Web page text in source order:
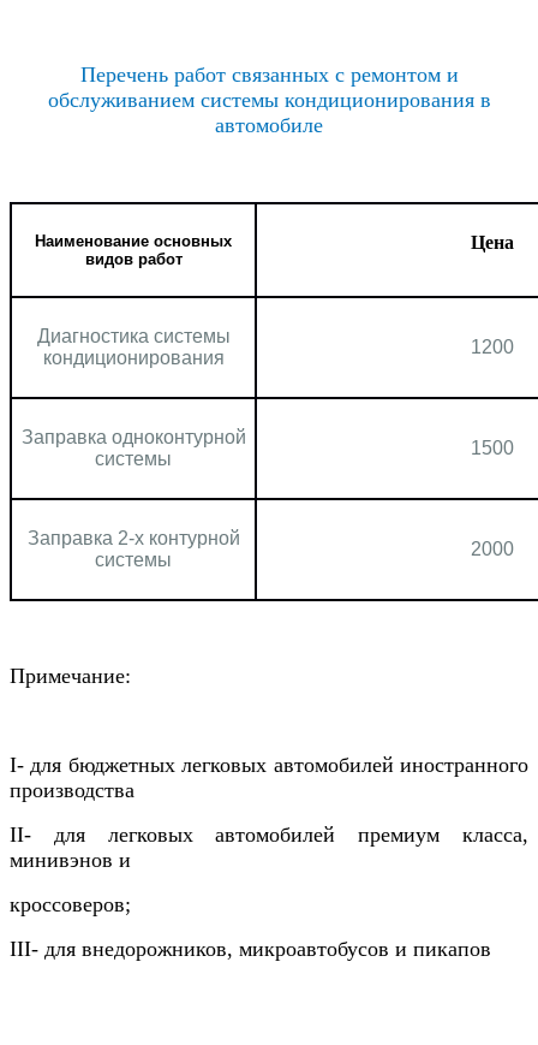
Перечень работ связанных с ремонтом и
обслуживанием системы кондиционирования в
автомобиле
Наименование основных
видов работ
Цена
Диагностика системы
кондиционирования
1200
Заправка одноконтурной
системы
1500
Заправка 2-х контурной
системы
2000
Примечание:
I- для бюджетных легковых автомобилей иностранного
производства
II- для легковых автомобилей премиум класса,
минивэнов и
кроссоверов;
III- для внедорожников, микроавтобусов и пикапов